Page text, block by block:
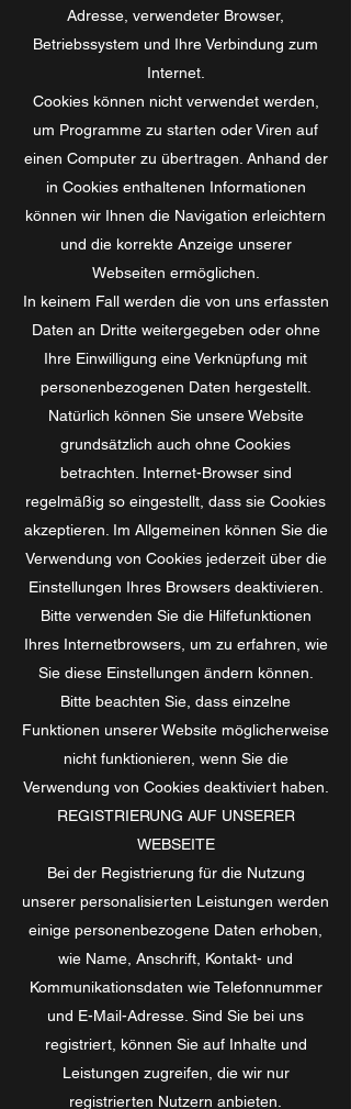
Adresse, verwendeter Browser,
Betriebssystem und Ihre Verbindung zum
Internet.
Cookies können nicht verwendet werden,
um Programme zu starten oder Viren auf
einen Computer zu übertragen. Anhand der
in Cookies enthaltenen Informationen
können wir Ihnen die Navigation erleichtern
und die korrekte Anzeige unserer
Webseiten ermöglichen.
In keinem Fall werden die von uns erfassten
Daten an Dritte weitergegeben oder ohne
Ihre Einwilligung eine Verknüpfung mit
personenbezogenen Daten hergestellt.
Natürlich können Sie unsere Website
grundsätzlich auch ohne Cookies
betrachten. Internet-Browser sind
regelmäßig so eingestellt, dass sie Cookies
akzeptieren. Im Allgemeinen können Sie die
Verwendung von Cookies jederzeit über die
Einstellungen Ihres Browsers deaktivieren.
Bitte verwenden Sie die Hilfefunktionen
Ihres Internetbrowsers, um zu erfahren, wie
Sie diese Einstellungen ändern können.
Bitte beachten Sie, dass einzelne
Funktionen unserer Website möglicherweise
nicht funktionieren, wenn Sie die
Verwendung von Cookies deaktiviert haben.
REGISTRIERUNG AUF UNSERER
WEBSEITE
Bei der Registrierung für die Nutzung
unserer personalisierten Leistungen werden
einige personenbezogene Daten erhoben,
wie Name, Anschrift, Kontakt- und
Kommunikationsdaten wie Telefonnummer
und E-Mail-Adresse. Sind Sie bei uns
registriert, können Sie auf Inhalte und
Leistungen zugreifen, die wir nur
registrierten Nutzern anbieten.